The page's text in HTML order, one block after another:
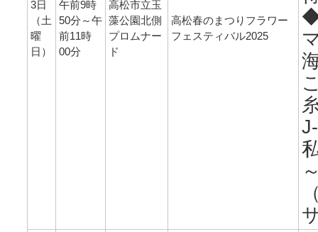
3日
（土
曜
日）
午前9時
50分～午
前11時
00分
高松市立玉
藻公園北側
プロムナー
ド
高松春のまつりフラワー
フェスティバル2025
◆